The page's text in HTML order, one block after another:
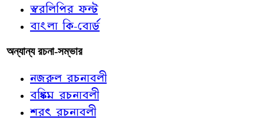
স্বরলিপির ফন্ট
বাংলা কি-বোর্ড
অন্যান্য রচনা-সম্ভার
নজরুল রচনাবলী
বঙ্কিম রচনাবলী
শরৎ রচনাবলী